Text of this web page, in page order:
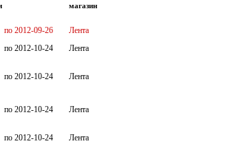
магазин
по 2012-09-26
Лента
по 2012-10-24
Лента
по 2012-10-24 Лента
по 2012-10-24 Лента
по 2012-10-24 Лента